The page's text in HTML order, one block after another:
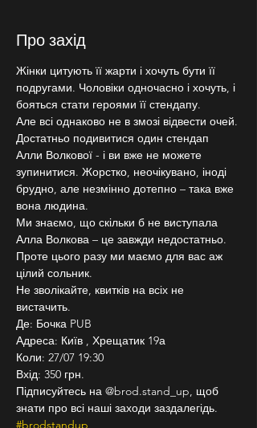
Про захід
Жінки цитують її жарти і хочуть бути її
подругами. Чоловіки одночасно і хочуть, і
бояться стати героями її стендапу.
Але всі однаково не в змозі відвести очей.
Достатньо подивитися один стендап
Алли Волкової - і ви вже не можете
зупинитися. Жорстко, неочікувано, іноді
брудно, але незмінно дотепно – така вже
вона людина.
Ми знаємо, що скільки б не виступала
Алла Волкова – це завжди недостатньо.
Проте цього разу ми маємо для вас аж
цілий сольник.
Не зволікайте, квитків на всіх не
вистачить.
Де: Бочка PUB
Адреса: Київ , Хрещатик 19а
Коли: 27/07 19:30
Вхід: 350 грн.
Підписуйтесь на @brod.stand_up, щоб
знати про всі наші заходи заздалегідь.
#brodstandup